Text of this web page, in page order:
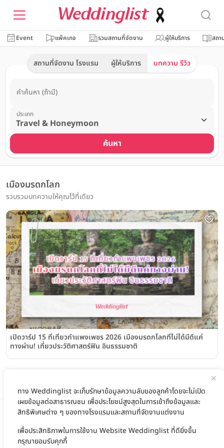
ทาง Weddinglist จะเก็บรักษาข้อมูลความลับของลูกค้าโดยจะไม่เปิด
เผยข้อมูลต่อสาธารณชน เพื่อประโยชน์สูงสุดในการเข้าถึงข้อมูลและ
สิทธิพิเศษต่าง ๆ ของทางโรงแรมและสถานที่จัดงานแต่งงาน
เพื่อประสิทธิภาพในการใช้งาน Website Weddinglist ที่ดียิ่งขึ้น
กรุณายอมรับคุกกี้
Event แพ็คเกจ รวมสถานที่จัดงาน ผู้ให้บริการ สถา
สถานที่จัดงาน โรงแรม ผู้ให้บริการ บทความ รีวิว
คำค้นหา (ถ้ามี)
ประเภท
ค้นหา
เมืองมรดกโลก
รวบรวมบทความให้คุณไว้ที่เดียว
เปิดวาร์ป 15 ที่เที่ยวกำแพงเพชร 2026 เมืองมรดกโลกที่ไม่ได้มีดีแค่
ทางผ่าน! เที่ยวประวัติศาสตร์ฟิน อินธรรมชาติ
สนับสนุนโดย